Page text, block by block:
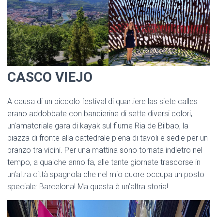
CASCO VIEJO
A causa di un piccolo festival di quartiere las siete calles
erano addobbate con bandierine di sette diversi colori,
un’amatoriale gara di kayak sul fiume Ria de Bilbao, la
piazza di fronte alla cattedrale piena di tavoli e sedie per un
pranzo tra vicini. Per una mattina sono tornata indietro nel
tempo, a qualche anno fa, alle tante giornate trascorse in
un’altra città spagnola che nel mio cuore occupa un posto
speciale: Barcelona! Ma questa è un’altra storia!